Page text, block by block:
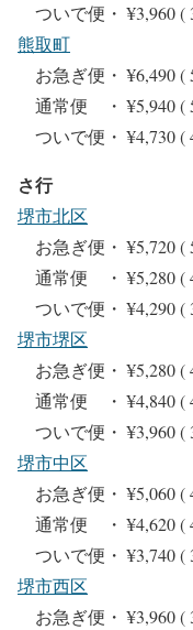
ついで便・ ¥3,960
熊取町
お急ぎ便・ ¥6,490
通常便 ・ ¥5,940 (
ついで便・ ¥4,730
さ行
堺市北区
お急ぎ便・ ¥5,720
通常便 ・ ¥5,280 (
ついで便・ ¥4,290
堺市堺区
お急ぎ便・ ¥5,280
通常便 ・ ¥4,840 (
ついで便・ ¥3,960
堺市中区
お急ぎ便・ ¥5,060
通常便 ・ ¥4,620 (
ついで便・ ¥3,740
堺市西区
お急ぎ便・ ¥3,960